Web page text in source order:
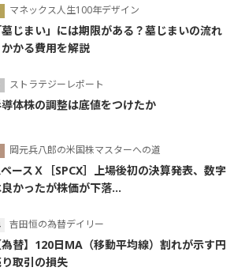
マネックス人生100年デザイン
墓じまい」には期限がある？墓じまいの流れ
かかる費用を解説
ストラテジーレポート
体株の調整は底値をつけたか
岡元兵八郎の米国株マスターへの道
ースＸ［SPCX］上場後初の決算発表、数字
かったが株価が下落...
吉田恒の為替デイリー
為替】120日MA（移動平均線）割れが示す円
取引の損失